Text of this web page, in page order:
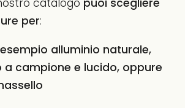
catalogo puoi scegliere
per:
alluminio naturale,
a campione e lucido, oppure